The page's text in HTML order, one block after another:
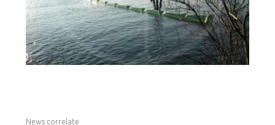
News correlate